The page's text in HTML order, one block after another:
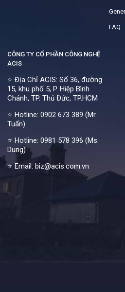
FAQ
CÔNG TY CỔ PHẦN CÔNG NGHỆ
ACIS
⭐ Địa Chỉ ACIS: Số 36, đường
15, khu phố 5, P. Hiệp Bình
Chánh, TP. Thủ Đức, TP.HCM
⭐ Hotline: 0902 673 389 (Mr.
Tuấn)
⭐ Hotline: 0981 578 396 (Ms.
Dung)
⭐ Email: biz@acis.com.vn